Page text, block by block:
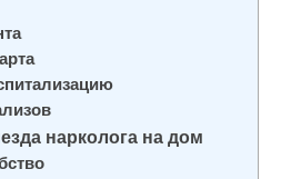
нарколога на дом